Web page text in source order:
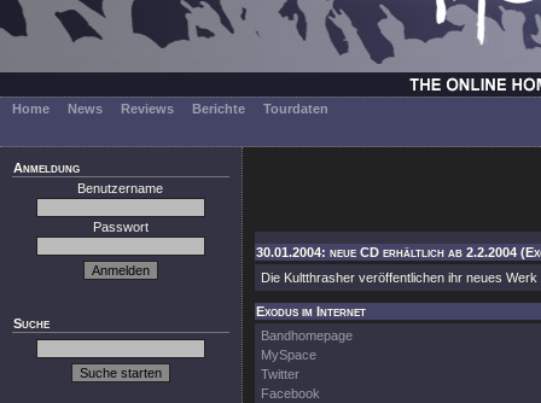
Home News Reviews Berichte Tourdaten
Anmeldung
Benutzername
Passwort
Suche
30.01.2004: neue CD erhältlich ab 2.2.2004
Die Kultthrasher veröffentlichen ihr neues
Exodus im Internet
Bandhomepage
MySpace
Twitter
Facebook